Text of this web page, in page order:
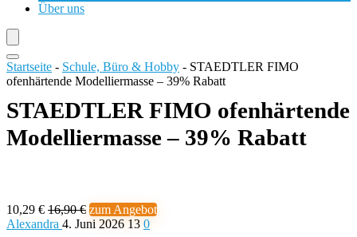
Über uns
Startseite - Schule, Büro & Hobby - STAEDTLER FIMO
ofenhärtende Modelliermasse – 39% Rabatt
STAEDTLER FIMO ofenhärtende
Modelliermasse – 39% Rabatt
10,29 € 16,90 € zum Angebot
Alexandra 4. Juni 2026 13 0